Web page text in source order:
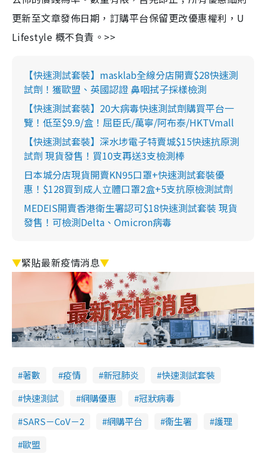
更新至文章發佈日期，訂購平台保留更改優惠權利，U
Lifestyle 概不負責。>>
【快速測試套裝】masklab全線分店開賣$28快速測
試劑！獲歐盟、英國認證 鼻咽拭子採樣檢測
【快速測試套裝】20大病毒快速測試劑購買平台一
覽！低至$9.9/盒！屈臣氏/萬寧/阿布泰/HKTVmall
【快速測試套裝】深水埗電子特賣城$15快速抗原測
試劑 現貨發售！買10支再送3支檢測棒
日本城分店現貨開賣KN95口罩+快速測試套裝優
惠！$128買到成人立體口罩2盒+5支抗原檢測試劑
MEDEIS開賣香港衛生署認可$18快速測試套裝 現貨
發售！可檢測Delta、Omicron病毒
▼緊貼最新疫情消息▼
著數 疫情 新冠肺炎
快速測試套裝
快速測試
網購優惠
冠狀病毒
SARS－CoV－2
網購平台 衞生署
護理
歐盟